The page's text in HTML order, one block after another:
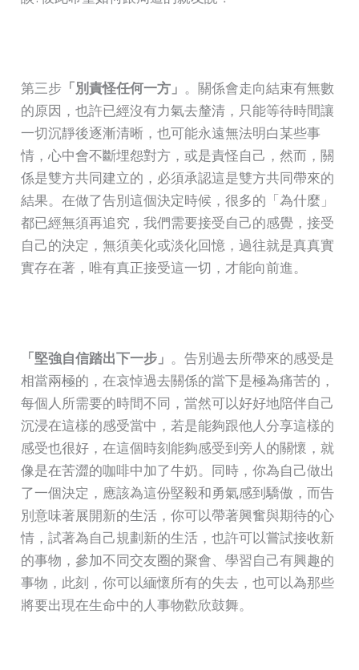
第三步「別責怪任何一方」 。關係會走向結束有無數
的原因，也許已經沒有力氣去釐清，只能等待時間讓
一切沉靜後逐漸清晰，也可能永遠無法明白某些事
情，心中會不斷埋怨對方，或是責怪自己，然而，關
係是雙方共同建立的，必須承認這是雙方共同帶來的
結果。在做了告別這個決定時候，很多的「為什麼」
都已經無須再追究，我們需要接受自己的感覺，接受
自己的決定，無須美化或淡化回憶，過往就是真真實
實存在著，唯有真正接受這一切，才能向前進。
「堅強自信踏出下一步」 。告別過去所帶來的感受是
相當兩極的，在哀悼過去關係的當下是極為痛苦的，
每個人所需要的時間不同，當然可以好好地陪伴自己
沉浸在這樣的感受當中，若是能夠跟他人分享這樣的
感受也很好，在這個時刻能夠感受到旁人的關懷，就
像是在苦澀的咖啡中加了牛奶。同時，你為自己做出
了一個決定，應該為這份堅毅和勇氣感到驕傲，而告
別意味著展開新的生活，你可以帶著興奮與期待的心
情，試著為自己規劃新的生活，也許可以嘗試接收新
的事物，參加不同交友圈的聚會、學習自己有興趣的
事物，此刻，你可以緬懷所有的失去，也可以為那些
將要出現在生命中的人事物歡欣鼓舞。